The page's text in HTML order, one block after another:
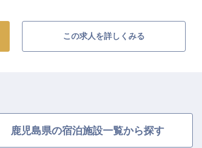
併設された新規開業ホテルで、宿泊チーフと
この求人を詳しくみる
鹿児島県の宿泊施設一覧から探す